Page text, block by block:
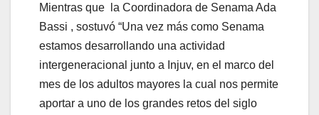
Mientras que la Coordinadora de Senama Ada
Bassi , sostuvó “Una vez más como Senama
estamos desarrollando una actividad
intergeneracional junto a Injuv, en el marco del
mes de los adultos mayores la cual nos permite
aportar a uno de los grandes retos del siglo